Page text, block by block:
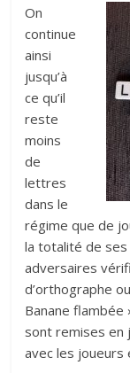
On
continue
ainsi
jusqu’à
ce qu’il
reste
moins
de
lettres
dans le
régime que de
la totalité de ses
adversaires
d’orthographe
Banane flambée
sont remises en
avec les joueurs